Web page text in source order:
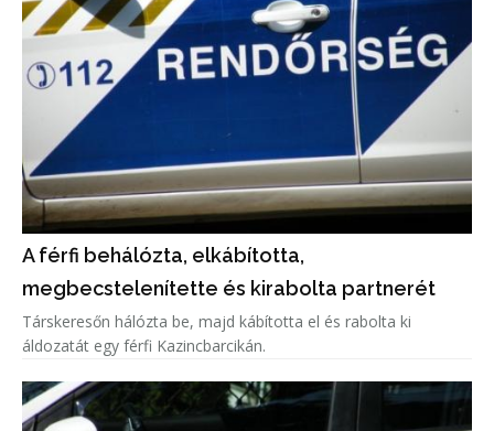
A férfi behálózta, elkábította,
megbecstelenítette és kirabolta partnerét
Társkeresőn hálózta be, majd kábította el és rabolta ki
áldozatát egy férfi Kazincbarcikán.